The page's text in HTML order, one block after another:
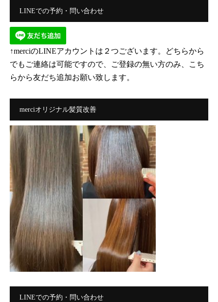
LINEでの予約・問い合わせ
↑merciのLINEアカウントは２つございます。どちらから
でもご連絡は可能ですので、ご登録の無い方のみ、こち
らから友だち追加お願い致します。
merciオリジナル髪質改善
LINEでの予約・問い合わせ